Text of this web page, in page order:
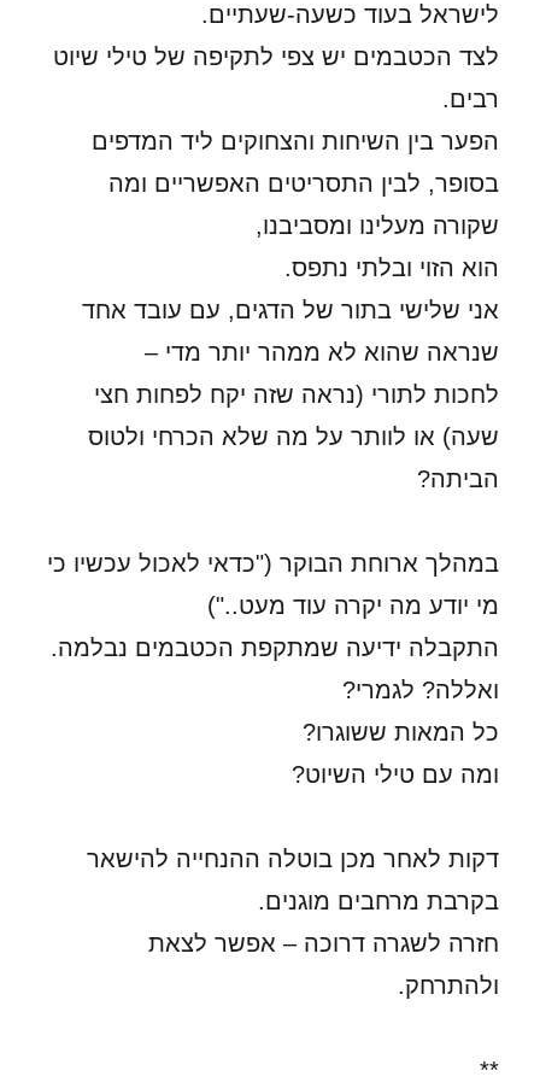
לישראל בעוד כשעה-שעתיים.
לצד הכטבמים יש צפי לתקיפה של טילי שיוט
רבים.
הפער בין השיחות והצחוקים ליד המדפים
בסופר, לבין התסריטים האפשריים ומה
שקורה מעלינו ומסביבנו,
הוא הזוי ובלתי נתפס.
אני שלישי בתור של הדגים, עם עובד אחד
שנראה שהוא לא ממהר יותר מדי –
לחכות לתורי (נראה שזה יקח לפחות חצי
שעה) או לוותר על מה שלא הכרחי ולטוס
הביתה?
במהלך ארוחת הבוקר ("כדאי לאכול עכשיו כי
מי יודע מה יקרה עוד מעט..")
התקבלה ידיעה שמתקפת הכטבמים נבלמה.
ואללה? לגמרי?
כל המאות ששוגרו?
ומה עם טילי השיוט?
דקות לאחר מכן בוטלה ההנחייה להישאר
בקרבת מרחבים מוגנים.
חזרה לשגרה דרוכה – אפשר לצאת
ולהתרחק.
**